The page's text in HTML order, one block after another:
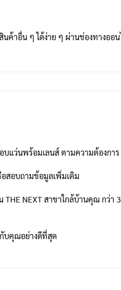
ค้าอื่น ๆ ได้ง่าย ๆ ผ่านช่องทางออ
บแว่นพร้อมเลนส์ ตามความต้องการ
สอบถามข้อมูลเพิ่มเติม
NEXT สาขาใกล้บ้านคุณ กว่
กับคุณอย่างดีที่สุด